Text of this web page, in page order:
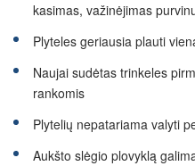
kasimas, važinėjimas
Plyteles geriausia plauti
Naujai sudėtas trinkeles
rankomis
Plytelių nepatariama valyti
Aukšto slėgio plovyklą